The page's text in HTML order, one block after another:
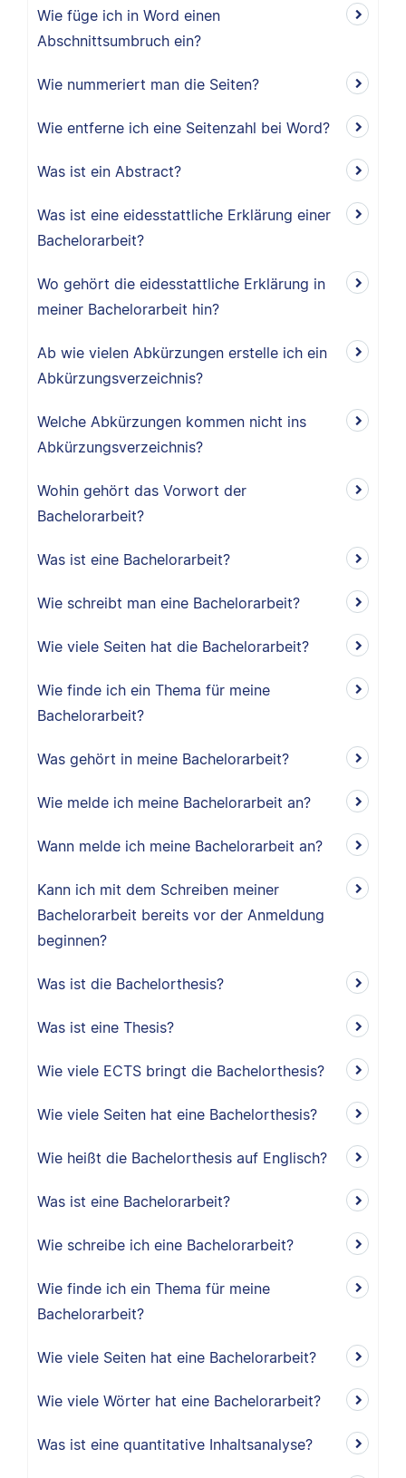
Wie füge ich in Word einen
Abschnittsumbruch ein?
Wie nummeriert man die Seiten?
Wie entferne ich eine Seitenzahl bei Word?
Was ist ein Abstract?
Was ist eine eidesstattliche Erklärung einer
Bachelorarbeit?
Wo gehört die eidesstattliche Erklärung in
meiner Bachelorarbeit hin?
Ab wie vielen Abkürzungen erstelle ich ein
Abkürzungsverzeichnis?
Welche Abkürzungen kommen nicht ins
Abkürzungsverzeichnis?
Wohin gehört das Vorwort der
Bachelorarbeit?
Was ist eine Bachelorarbeit?
Wie schreibt man eine Bachelorarbeit?
Wie viele Seiten hat die Bachelorarbeit?
Wie finde ich ein Thema für meine
Bachelorarbeit?
Was gehört in meine Bachelorarbeit?
Wie melde ich meine Bachelorarbeit an?
Wann melde ich meine Bachelorarbeit an?
Kann ich mit dem Schreiben meiner
Bachelorarbeit bereits vor der Anmeldung
beginnen?
Was ist die Bachelorthesis?
Was ist eine Thesis?
Wie viele ECTS bringt die Bachelorthesis?
Wie viele Seiten hat eine Bachelorthesis?
Wie heißt die Bachelorthesis auf Englisch?
Was ist eine Bachelorarbeit?
Wie schreibe ich eine Bachelorarbeit?
Wie finde ich ein Thema für meine
Bachelorarbeit?
Wie viele Seiten hat eine Bachelorarbeit?
Wie viele Wörter hat eine Bachelorarbeit?
Was ist eine quantitative Inhaltsanalyse?